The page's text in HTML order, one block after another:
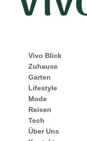
Vivo Blick
Zuhause
Garten
Lifestyle
Mode
Reisen
Tech
Über Uns